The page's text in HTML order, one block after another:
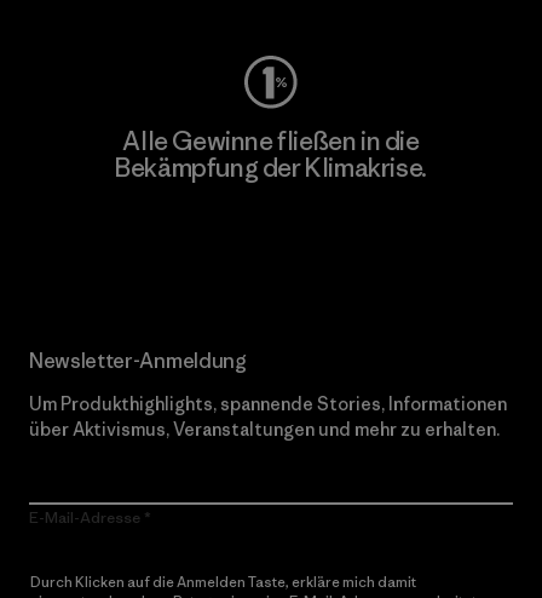
Alle Gewinne fließen in die
Bekämpfung der Klimakrise.
Newsletter-Anmeldung
Um Produkthighlights, spannende Stories, Informationen
über Aktivismus, Veranstaltungen und mehr zu erhalten.
E-Mail-Adresse
Durch Klicken auf die Anmelden Taste, erkläre mich damit